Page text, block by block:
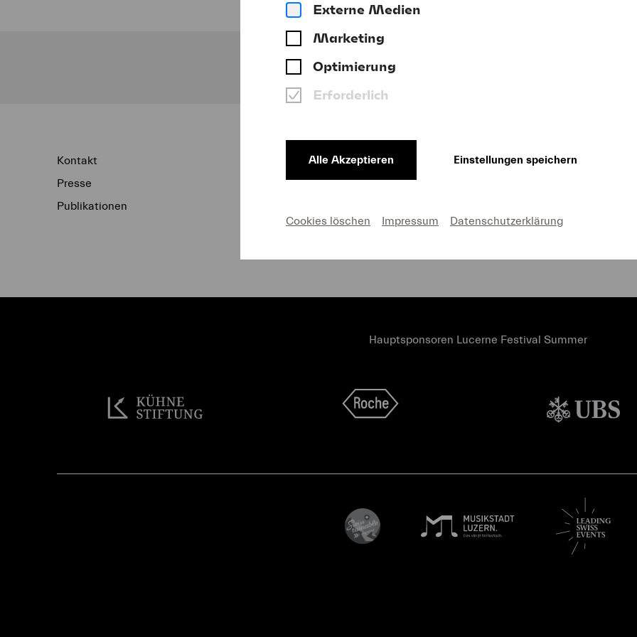
Unterstützen Sie uns jetzt mit Ihrer
Kontakt
Presse
Publikationen
Konzertarchiv
AGB
Hauptsponsoren Lucerne Festival Summer
Externe Medien
Marketing
Optimierung
Erforderlich
Alle Akzeptieren Einstellungen speichern
Cookies löschen Impressum Datenschutzerklärung